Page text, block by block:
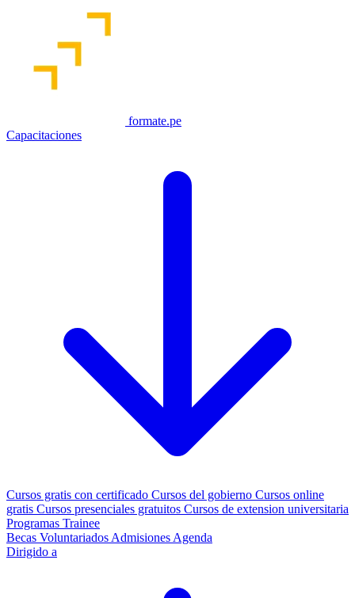
formate.pe
Capacitaciones
Cursos gratis con certificado Cursos del gobierno Cursos online
gratis Cursos presenciales gratuitos Cursos de extension universitaria
Programas Trainee
Becas Voluntariados Admisiones Agenda
Dirigido a